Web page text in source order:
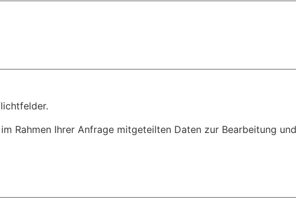
Rahmen Ihrer Anfrage mitgeteilten Daten zur Bearbeitung